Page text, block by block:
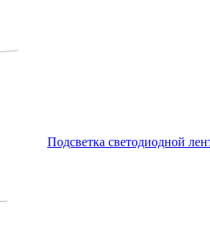
Подсветка светодиодной